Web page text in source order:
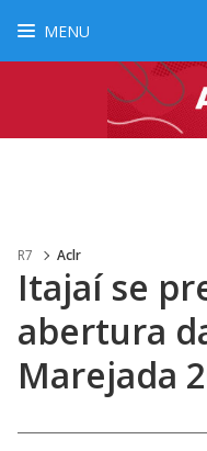
MENU
R7 Aclr
Itajaí se
abertura
Marejada